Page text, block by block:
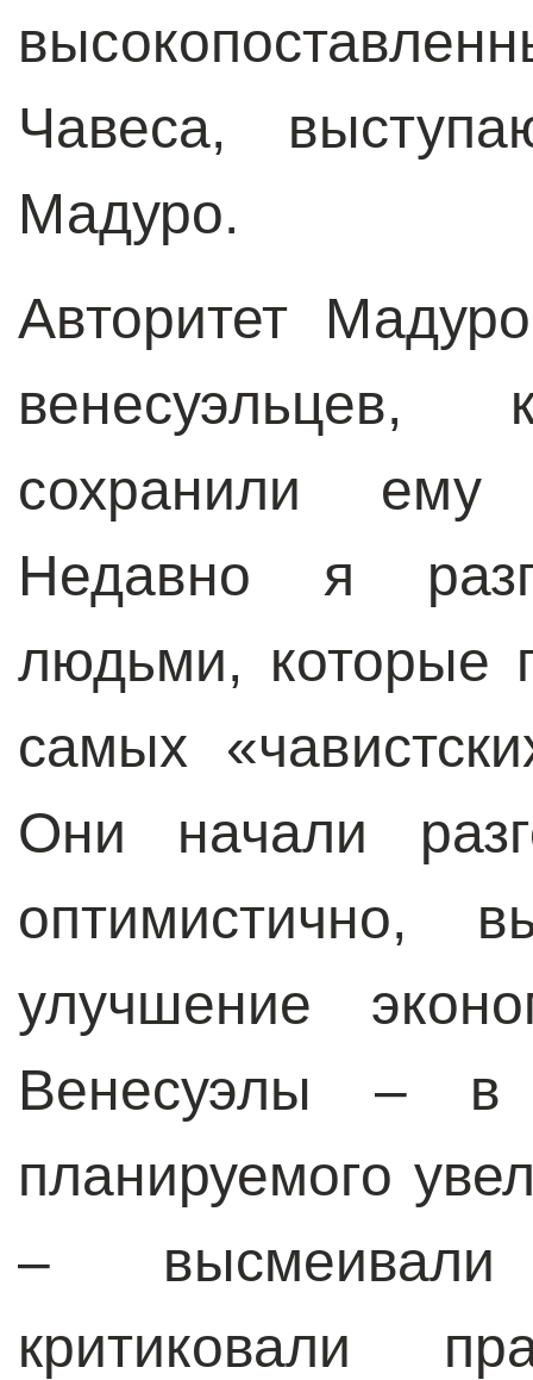
Чавеса,
Мадуро.
Авторитет
венесуэльцев,
сохранили ему
Недавно я
людьми, которые
самых
Они начали
оптимистично,
улучшение
Венесуэлы – в
планируемого
–
критиковали